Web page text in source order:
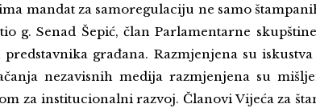
mandat za samoregulaciju ne samo
g. Senad Šepić, član Parlamentarne
građana. Razmjenjena su
nezavisnih medija razmjenjena su
za institucionalni razvoj. Članovi Vijeća za